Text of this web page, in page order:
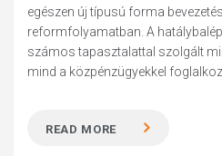
egészen új típusú forma
reformfolyamatban. A
számos tapasztalattal szolgált
mind a közpénzügyekkel
READ MORE